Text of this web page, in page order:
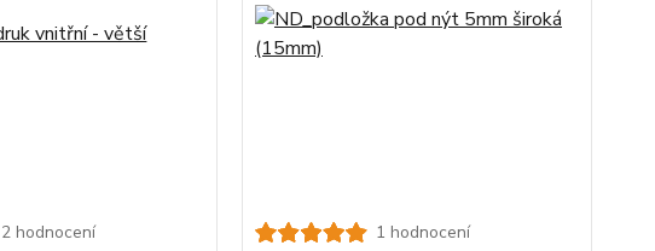
2 hodnocení
1 hodnocení